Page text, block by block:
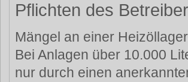
Pflichten des
Mängel an einer
Bei Anlagen über 10.000
nur durch einen